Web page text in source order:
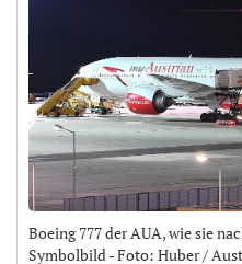
Boeing 777 der AUA, wie sie
Symbolbild - Foto: Huber /